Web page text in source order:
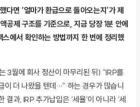
다면 ‘얼마가 환급으로 돌아오는지’가 제
공제 구조를 기준으로, 지금 당장 1분 안에
에서 확인하는 방법까지 한 번에 정리했
3월에 회사 정산이 마무리된 뒤) “IRP를
이 더 나왔을 텐데…” 하는 경우가 많습니
결과, IRP 추가납입은 ‘세율’이 아니라 ‘세